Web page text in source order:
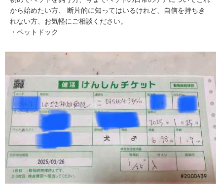
から始めたい方、 断片的に知ってはいるけれど、自信を持ちき
れない方、お気軽にご相談ください。
・ペットドック